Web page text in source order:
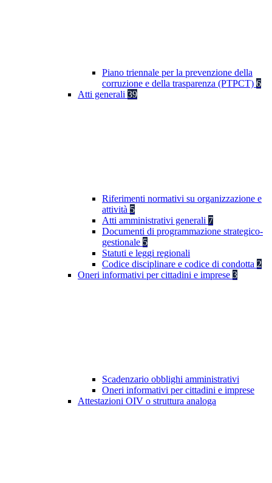
Piano triennale per la prevenzione della
corruzione e della trasparenza (PTPCT) 6
Atti generali 39
Riferimenti normativi su organizzazione e
attività 5
Atti amministrativi generali 7
Documenti di programmazione strategico-
gestionale 5
Statuti e leggi regionali
Codice disciplinare e codice di condotta 2
Oneri informativi per cittadini e imprese 3
Scadenzario obblighi amministrativi
Oneri informativi per cittadini e imprese
Attestazioni OIV o struttura analoga